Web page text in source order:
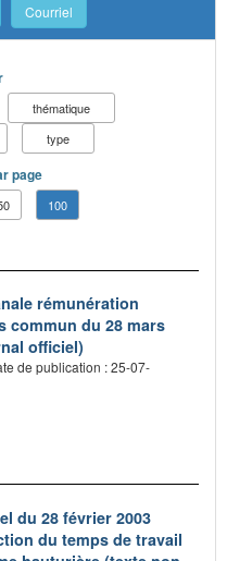
Courriel
thématique
type
page
100
rémunération
commun du 28 mars
officiel)
de publication : 25-07-
du 28 février 2003
du temps de travail